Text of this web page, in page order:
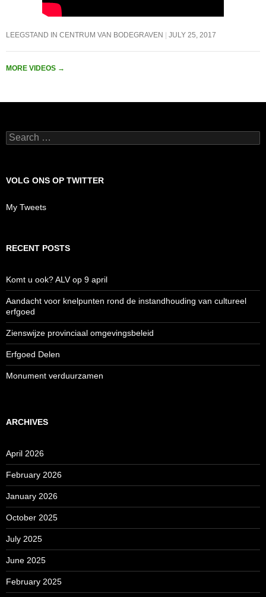
LEEGSTAND IN CENTRUM VAN BODEGRAVEN JULY 25, 2017
MORE VIDEOS →
Search
for:
VOLG ONS OP TWITTER
My Tweets
RECENT POSTS
Komt u ook? ALV op 9 april
Aandacht voor knelpunten rond de instandhouding van cultureel
erfgoed
Zienswijze provinciaal omgevingsbeleid
Erfgoed Delen
Monument verduurzamen
ARCHIVES
April 2026
February 2026
January 2026
October 2025
July 2025
June 2025
February 2025